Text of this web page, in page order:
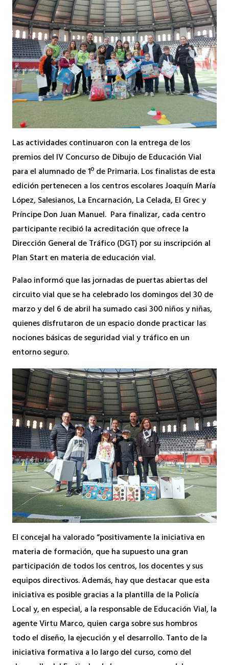
Las actividades continuaron con la entrega de los
premios del IV Concurso de Dibujo de Educación Vial
para el alumnado de 1º de Primaria. Los finalistas de esta
edición pertenecen a los centros escolares Joaquín María
López, Salesianos, La Encarnación, La Celada, El Grec y
Príncipe Don Juan Manuel. Para finalizar, cada centro
participante recibió la acreditación que ofrece la
Dirección General de Tráfico (DGT) por su inscripción al
Plan Start en materia de educación vial.
Palao informó que las jornadas de puertas abiertas del
circuito vial que se ha celebrado los domingos del 30 de
marzo y del 6 de abril ha sumado casi 300 niños y niñas,
quienes disfrutaron de un espacio donde practicar las
nociones básicas de seguridad vial y tráfico en un
entorno seguro.
El concejal ha valorado “positivamente la iniciativa en
materia de formación, que ha supuesto una gran
participación de todos los centros, los docentes y sus
equipos directivos. Además, hay que destacar que esta
iniciativa es posible gracias a la plantilla de la Policía
Local y, en especial, a la responsable de Educación Vial, la
agente Virtu Marco, quien carga sobre sus hombros
todo el diseño, la ejecución y el desarrollo. Tanto de la
iniciativa formativa a lo largo del curso, como del